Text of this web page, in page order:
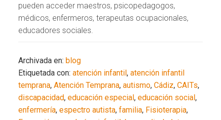
pueden acceder maestros, psicopedagogos,
médicos, enfermeros, terapeutas ocupacionales,
educadores sociales.
Archivada en:blog
Etiquetada con:atención infantil,atención infantil
temprana,Atención Temprana,autismo,Cádiz,CAITs,
discapacidad,educación especial,educación social,
enfermería,espectro autista,familia, Fisioterapia,